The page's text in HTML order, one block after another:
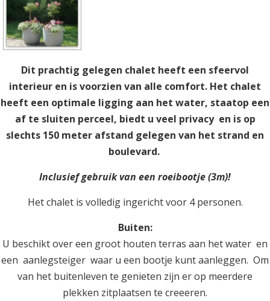
Dit prachtig gelegen chalet heeft een sfeervol
interieur en is voorzien van alle comfort. Het chalet
heeft een optimale ligging aan het water, staatop een
af te sluiten perceel, biedt u veel privacy en is op
slechts 150 meter afstand gelegen van het strand en
boulevard.
Inclusief gebruik van een roeibootje (3m)!
Het chalet is volledig ingericht voor 4 personen.
Buiten:
U beschikt over een groot houten terras aan het water en
een aanlegsteiger waar u een bootje kunt aanleggen. Om
van het buitenleven te genieten zijn er op meerdere
plekken zitplaatsen te creeeren.